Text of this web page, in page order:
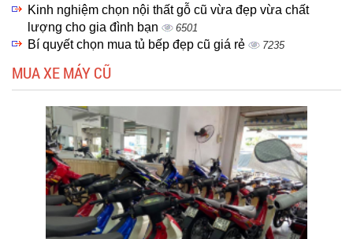
Kinh nghiệm chọn nội thất gỗ cũ vừa đẹp vừa chất
lượng cho gia đình bạn
6501
Bí quyết chọn mua tủ bếp đẹp cũ giá rẻ 7235
MUA XE MÁY CŨ